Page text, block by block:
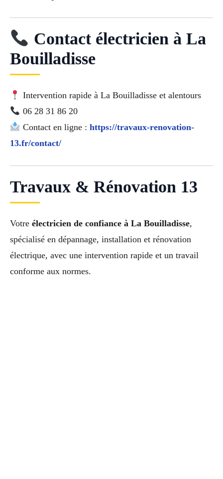
Contact électricien à La
Bouilladisse
Intervention rapide à La Bouilladisse et alentours
06 28 31 86 20
Contact en ligne : https://travaux-renovation-
13.fr/contact/
Travaux & Rénovation 13
Votre électricien de confiance à La Bouilladisse,
spécialisé en dépannage, installation et rénovation
électrique, avec une intervention rapide et un travail
conforme aux normes.